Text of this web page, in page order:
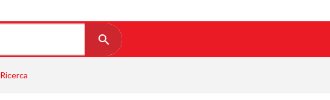
Ricerca